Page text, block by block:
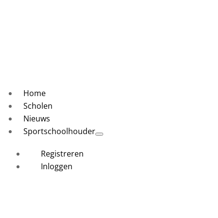
Home
Scholen
Nieuws
Sportschoolhouder
Registreren
Inloggen